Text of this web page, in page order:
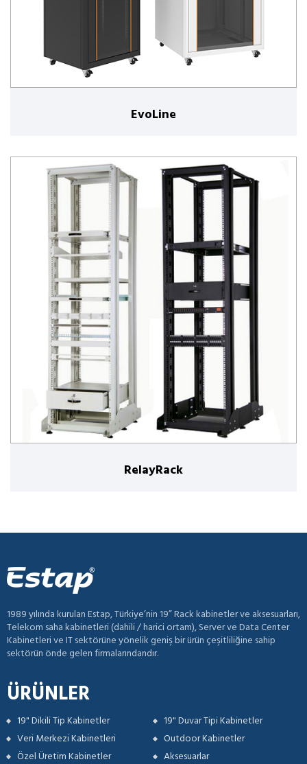
EvoLine
RelayRack
1989 yılında kurulan Estap, Türkiye’nin 19” Rack kabinetler ve aksesuarları,
Telekom saha kabinetleri (dahili / harici ortam), Server ve Data Center
Kabinetleri ve IT sektörüne yönelik geniş bir ürün çeşitliliğine sahip
sektörün önde gelen firmalarındandır.
ÜRÜNLER
19" Dikili Tip Kabinetler
19" Duvar Tipi Kabinetler
Veri Merkezi Kabinetleri
Outdoor Kabinetler
Özel Üretim Kabinetler
Aksesuarlar